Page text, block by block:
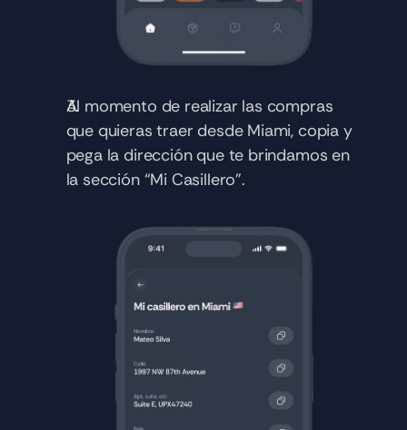
Al momento de realizar las compras
que quieras traer desde Miami, copia y
pega la dirección que te brindamos en
la sección “Mi Casillero”.